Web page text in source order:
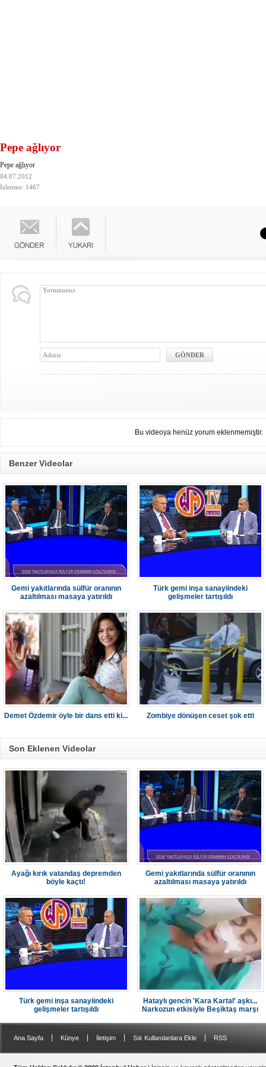
Pepe ağlıyor
Pepe ağlıyor
04.07.2012
İzlenme: 1467
Bu videoya henüz yorum eklenmemiştir.
Benzer Videolar
Gemi yakıtlarında sülfür oranının
azaltılması masaya yatırıldı
Türk gemi inşa sanayiindeki
gelişmeler tartışıldı
Demet Özdemir öyle bir dans etti ki... Zombiye dönüşen ceset şok etti
Son Eklenen Videolar
Ayağı kırık vatandaş depremden
böyle kaçtı!
Gemi yakıtlarında sülfür oranının
azaltılması masaya yatırıldı
Türk gemi inşa sanayiindeki
gelişmeler tartışıldı
Hataylı gencin 'Kara Kartal' aşkı...
Narkozun etkisiyle Beşiktaş marşı
Ana Sayfa Künye İletişim Sık Kullanılanlara Ekle RSS